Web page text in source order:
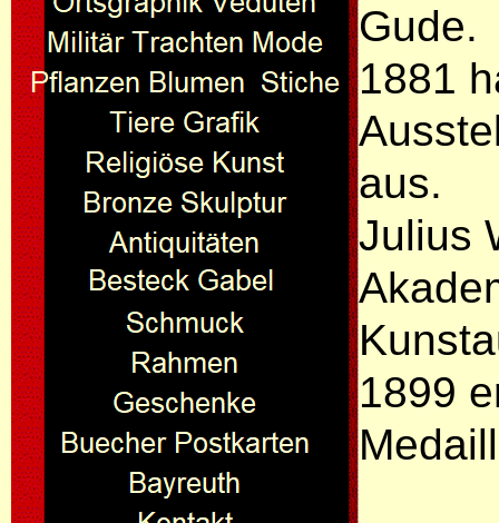
Gude.
1881
aus.
Julius
1899